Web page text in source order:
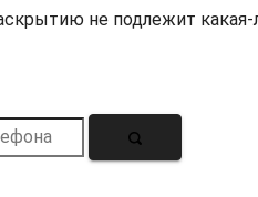
не подлежит